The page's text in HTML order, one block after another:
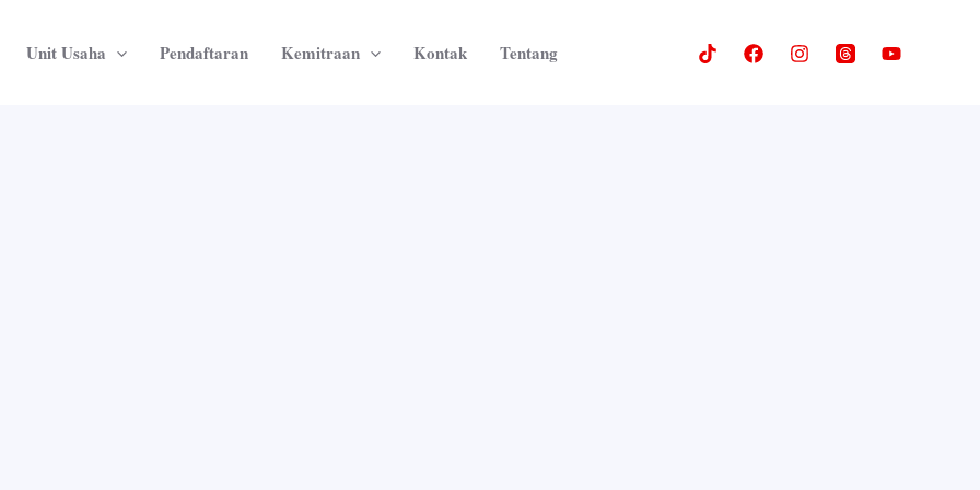
Unit Usaha Pendaftaran Kemitraan Kontak Tentang